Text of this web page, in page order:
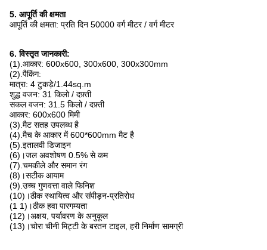
5. आपूर्ति की क्षमता
आपूर्ति की क्षमता: प्रति दिन 50000 वर्ग मीटर / वर्ग मीटर
6. विस्तृत जानकारी:
(1).आकार: 600x600, 300x600, 300x300mm
(2).पैकिंग:
मात्रा: 4 टुकड़े/1.44sq.m
शुद्ध वजन: 31 किलो / दफ़्ती
सकल वजन: 31.5 किलो / दफ़्ती
आकार: 600x600 मिमी
(3).मैट सतह उपलब्ध है
(4).मैच के आकार में 600*600mm मैट है
(5).इतालवी डिजाइन
(6)।जल अवशोषण 0.5% से कम
(7).चमकीले और समान रंग
(8)।सटीक आयाम
(9).उच्च गुणवत्ता वाले फिनिश
(10)।ठीक स्थायित्व और संपीड़न-प्रतिरोध
(1 1)।ठीक हवा पारगम्यता
(12)।अक्षय, पर्यावरण के अनुकूल
(13)।चोरा चीनी मिट्टी के बरतन टाइल, हरी निर्माण सामग्री